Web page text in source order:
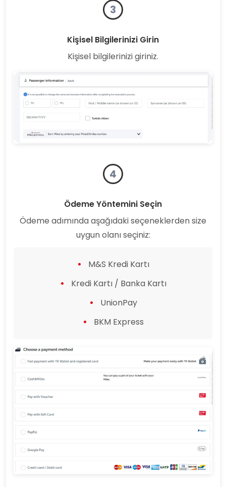
3
Kişisel Bilgilerinizi Girin
Kişisel bilgilerinizi giriniz.
4
Ödeme Yöntemini Seçin
Ödeme adımında aşağıdaki seçeneklerden size
uygun olanı seçiniz:
M&S Kredi Kartı
Kredi Kartı / Banka Kartı
UnionPay
BKM Express